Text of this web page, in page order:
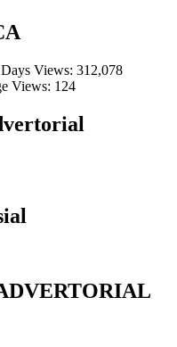
Views: 312,078
Views: 124